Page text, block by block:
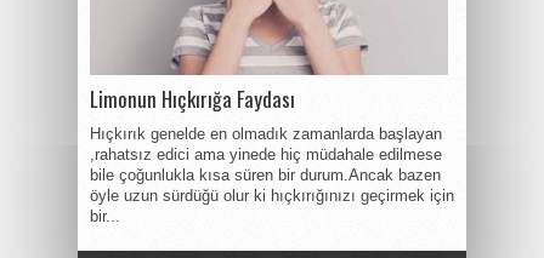
Limonun Hıçkırığa Faydası
Hıçkırık genelde en olmadık zamanlarda başlayan
,rahatsız edici ama yinede hiç müdahale edilmese
bile çoğunlukla kısa süren bir durum.Ancak bazen
öyle uzun sürdüğü olur ki hıçkırığınızı geçirmek için
bir...